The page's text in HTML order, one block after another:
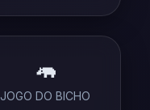
🦛
JOGO DO BICHO